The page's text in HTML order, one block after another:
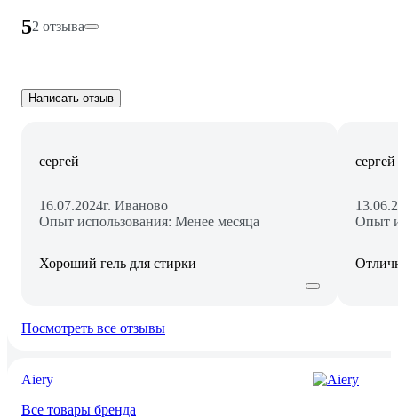
52 отзыва
Написать отзыв
сергей
16.07.2024г. Иваново
Опыт использования: Менее месяца
Хороший гель для стирки
сергей
Опыт
Посмотреть все отзывы
Aiery
Все товары бренда